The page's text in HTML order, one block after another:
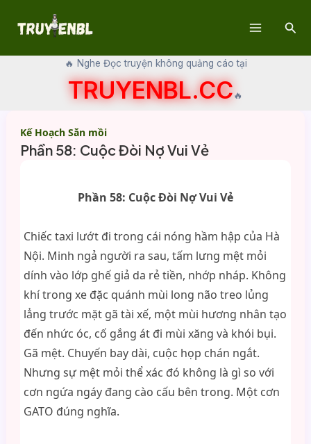
🔥 Nghe Đọc truyện không quảng cáo tại
TRUYENBL.CC🔥
Kế Hoạch Săn mồi
Phần 58: Cuộc Đòi Nợ Vui Vẻ
Phần 58: Cuộc Đòi Nợ Vui Vẻ
Chiếc taxi lướt đi trong cái nóng hầm hập của Hà
Nội. Minh ngả người ra sau, tấm lưng mệt mỏi
dính vào lớp ghế giả da rẻ tiền, nhớp nháp. Không
khí trong xe đặc quánh mùi long não treo lủng
lẳng trước mặt gã tài xế, một mùi hương nhân tạo
đến nhức óc, cố gắng át đi mùi xăng và khói bụi.
Gã mệt. Chuyến bay dài, cuộc họp chán ngắt.
Nhưng sự mệt mỏi thể xác đó không là gì so với
cơn ngứa ngáy đang cào cấu bên trong. Một cơn
GATO đúng nghĩa.